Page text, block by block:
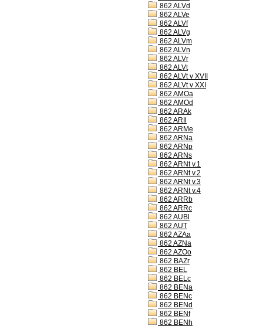
862 ALVd
862 ALVe
862 ALVf
862 ALVg
862 ALVm
862 ALVn
862 ALVr
862 ALVt
862 ALVt v XVII
862 ALVt v XXI
862 AMOa
862 AMOd
862 ARAk
862 ARIl
862 ARMe
862 ARNa
862 ARNp
862 ARNs
862 ARNt v.1
862 ARNt v.2
862 ARNt v.3
862 ARNt v.4
862 ARRb
862 ARRc
862 AUBl
862 AUT
862 AZAa
862 AZNa
862 AZOo
862 BAZr
862 BEL
862 BELc
862 BENa
862 BENc
862 BENd
862 BENf
862 BENh